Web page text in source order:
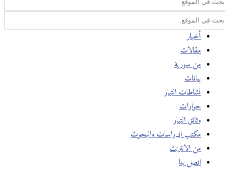
أخبار
مقالات
من سورية
بيانات
نشاطات التيار
حوارات
وثائق التيار
مكتب الدراسات والبحوث
من الانترنت
اتصل بنا